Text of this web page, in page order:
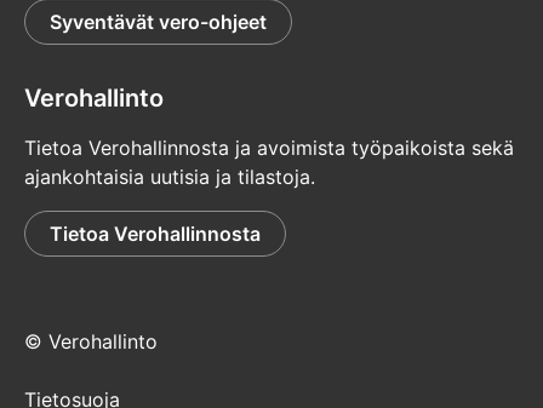
Syventävät vero-ohjeet
Verohallinto
Tietoa Verohallinnosta ja avoimista työpaikoista sekä
ajankohtaisia uutisia ja tilastoja.
Tietoa Verohallinnosta
© Verohallinto
Tietosuoja